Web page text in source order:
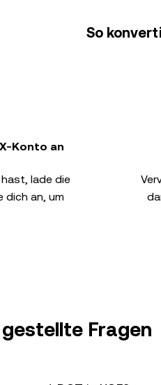
So
Konto an
lade die
dich an, um
gestellte Fragen